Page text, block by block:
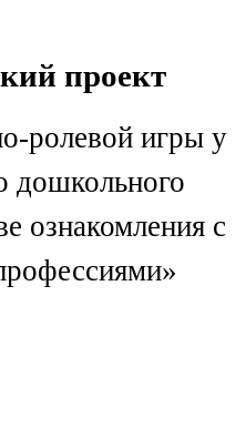
проект
ролевой игры у
дошкольного
ознакомления с